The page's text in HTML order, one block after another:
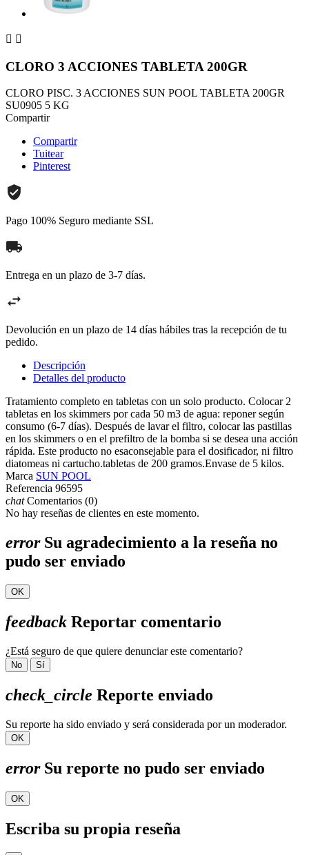
 
CLORO 3 ACCIONES TABLETA 200GR
CLORO PISC. 3 ACCIONES SUN POOL TABLETA 200GR
SU0905 5 KG
Compartir
Compartir
Tuitear
Pinterest
Pago 100% Seguro mediante SSL
Entrega en un plazo de 3-7 días.
Devolución en un plazo de 14 días hábiles tras la recepción de tu
pedido.
Descripción
Detalles del producto
Tratamiento completo en tabletas con un solo producto. Colocar 2
tabletas en los skimmers por cada 50 m3 de agua: reponer según
consumo (6-7 días). Después de lavar el filtro, colocar las pastillas
en los skimmers o en el prefiltro de la bomba si se desea una acción
rápida. Este producto no esaconsejable para el dosificador, ni filtro
diatomeas ni cartucho.tabletas de 200 gramos.Envase de 5 kilos.
Marca SUN POOL
Referencia 96595
chatComentarios (0)
No hay reseñas de clientes en este momento.
errorSu agradecimiento a la reseña no
pudo ser enviado
OK
feedback Reportar comentario
¿Está seguro de que quiere denunciar este comentario?
No Sí
check_circle Reporte enviado
Su reporte ha sido enviado y será considerada por un moderador.
OK
errorSu reporte no pudo ser enviado
OK
Escriba su propia reseña